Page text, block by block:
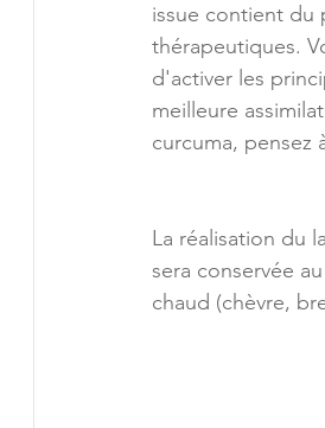
issue contient du
thérapeutiques.
d'activer les
meilleure
curcuma, pensez
La réalisation du
sera conservée
chaud (chèvre,